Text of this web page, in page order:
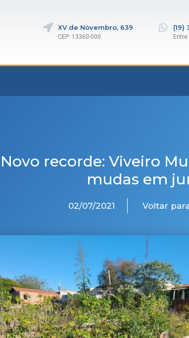
XV de Novembro, 639
CEP: 13360-000
(19)
Novo recorde: Viveiro
mudas em
02/07/2021 Voltar